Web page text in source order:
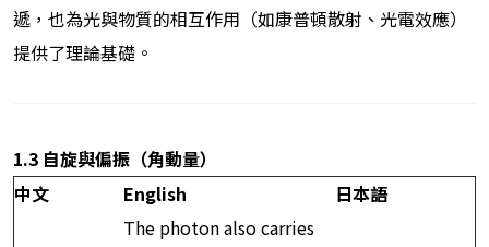
遞，也為光與物質的相互作用（如康普頓散射、光電效應）
提供了理論基礎。
1.3 自旋與偏振（角動量）
中文
English 日本語
The photon also carries